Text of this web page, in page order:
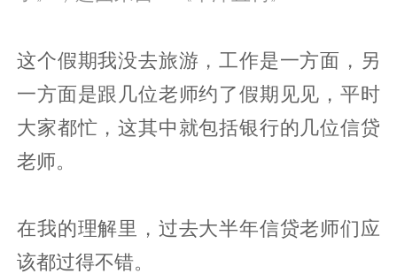
这个假期我没去旅游，工作是一方面，另
一方面是跟几位老师约了假期见见，平时
大家都忙，这其中就包括银行的几位信贷
老师。
在我的理解里，过去大半年信贷老师们应
该都过得不错。